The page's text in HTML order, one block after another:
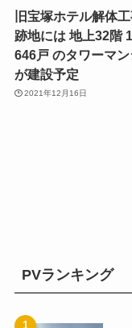
旧宝塚ホテル解体
跡地には 地上32階
646戸 のタワーマ
が建設予定
2021年12月16日
PVランキング